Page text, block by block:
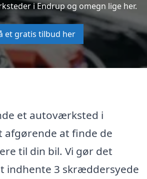
i Endrup og omegn lige her.
et gratis tilbud her
et autoværksted i
afgørende at finde de
til din bil. Vi gør det
indhente 3 skræddersyede